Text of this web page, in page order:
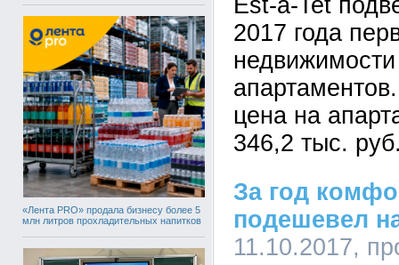
«Лента PRO» продала бизнесу более 5
млн литров прохладительных напитков
Est-a-Tet
2017 года
цена на
346,2 тыс.
За год
подешевел
11.10.2017,